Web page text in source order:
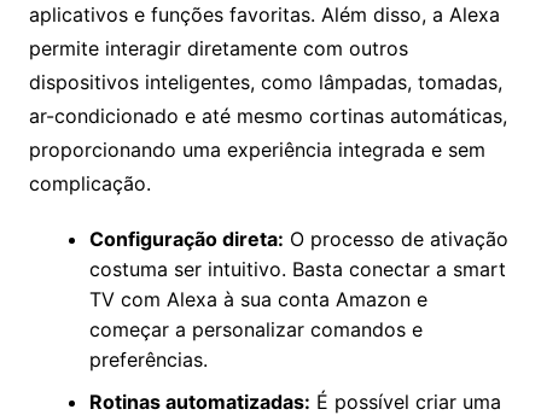
aplicativos e funções favoritas. Além disso, a Alexa
permite interagir diretamente com outros
dispositivos inteligentes, como lâmpadas, tomadas,
ar-condicionado e até mesmo cortinas automáticas,
proporcionando uma experiência integrada e sem
complicação.
Configuração direta: O processo de ativação
costuma ser intuitivo. Basta conectar a smart
TV com Alexa à sua conta Amazon e
começar a personalizar comandos e
preferências.
Rotinas automatizadas: É possível criar uma